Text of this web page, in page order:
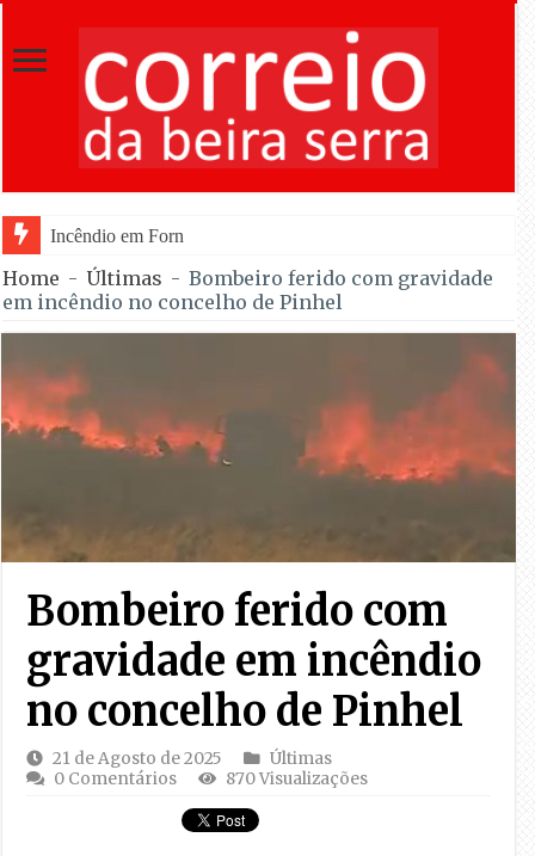
Incêndio em Fornos de Algodres dominado após
Home - Últimas - Bombeiro ferido com gravidade
em incêndio no concelho de Pinhel
Bombeiro ferido com
gravidade em incêndio
no concelho de Pinhel
21 de Agosto de 2025
Últimas
0 Comentários
870 Visualizações